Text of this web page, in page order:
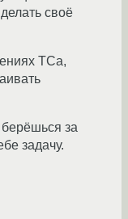
своё
ТСа,
за
задачу.